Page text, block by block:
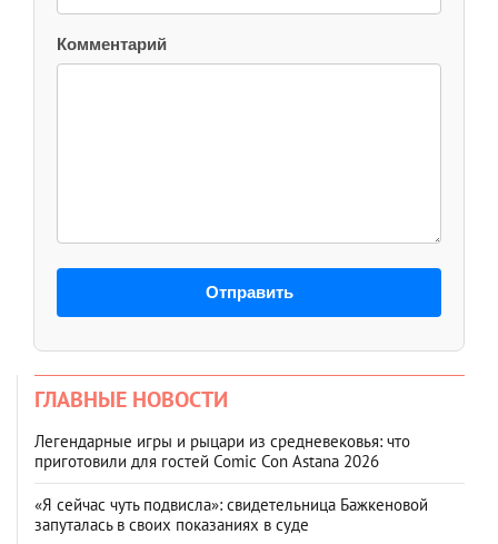
Комментарий
Отправить
ГЛАВНЫЕ НОВОСТИ
Легендарные игры и рыцари из средневековья: что
приготовили для гостей Comic Con Astana 2026
«Я сейчас чуть подвисла»: свидетельница Бажкеновой
запуталась в своих показаниях в суде